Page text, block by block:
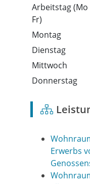
Arbeitstag (Mo
Fr)
Montag
Dienstag
Mittwoch
Donnerstag
Erwerbs